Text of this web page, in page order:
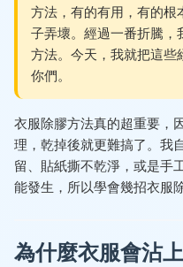
方法，有的有用，有的
子弄壞。經過一番折騰，
方法。今天，我就把這些
你們。
衣服除膠方法真的超重要，
理，乾掉後就更難搞了。我
留、貼紙撕不乾淨，或是手
能發生，所以學會幾招衣服
為什麼衣服會沾